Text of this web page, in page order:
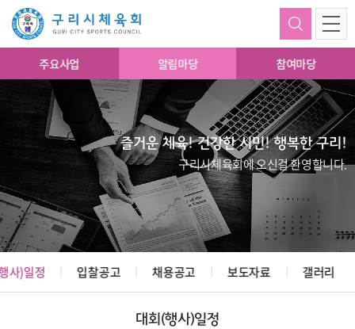
주요사업 알림마당 참여마당
즐거운 체육! 건강한 시민! 행복한 구리!
구리시체육회에 오신걸 환영합니다.
사)일정 입찰공고 채용공고 보도자료 갤러리
대회(행사)일정